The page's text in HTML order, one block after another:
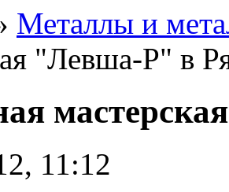
Металлы и
"Левша-Р" в
11:12